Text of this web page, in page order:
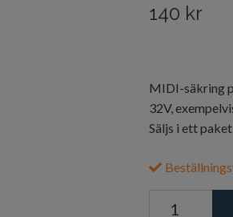
140 kr
MIDI-säkring
32V,
Säljs i ett